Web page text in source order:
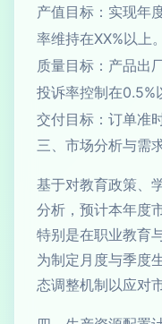
产值目标：实现年
率维持在XX%以上。
质量目标：产品出
投诉率控制在0.5%
交付目标：订单准
三、市场分析与需
基于对教育政策、
分析，预计本年度
特别是在职业教育
为制定月度与季度
态调整机制以应对